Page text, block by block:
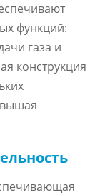
функций:
газа и
конструкция